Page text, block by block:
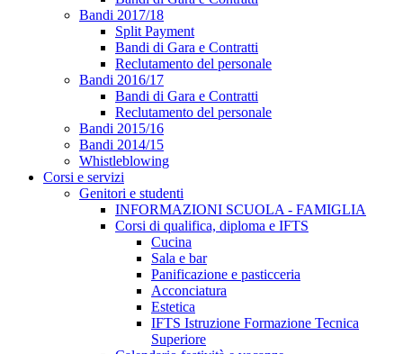
Bandi 2017/18
Split Payment
Bandi di Gara e Contratti
Reclutamento del personale
Bandi 2016/17
Bandi di Gara e Contratti
Reclutamento del personale
Bandi 2015/16
Bandi 2014/15
Whistleblowing
Corsi e servizi
Genitori e studenti
INFORMAZIONI SCUOLA - FAMIGLIA
Corsi di qualifica, diploma e IFTS
Cucina
Sala e bar
Panificazione e pasticceria
Acconciatura
Estetica
IFTS Istruzione Formazione Tecnica
Superiore